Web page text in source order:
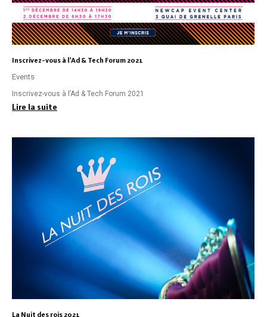
Inscrivez-vous à l’Ad & Tech Forum 2021
Events
Inscrivez-vous à l’Ad & Tech Forum 2021
Lire la suite
La Nuit des rois 2021